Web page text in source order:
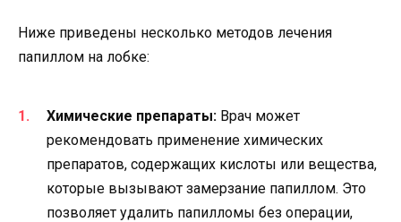
Ниже приведены несколько методов лечения
папиллом на лобке:
Химические препараты: Врач может
рекомендовать применение химических
препаратов, содержащих кислоты или вещества,
которые вызывают замерзание папиллом. Это
позволяет удалить папилломы без операции,